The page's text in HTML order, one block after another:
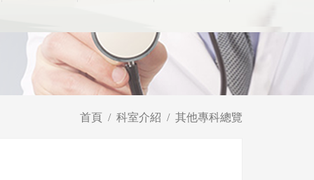
首頁 科室介紹 其他專科總覽